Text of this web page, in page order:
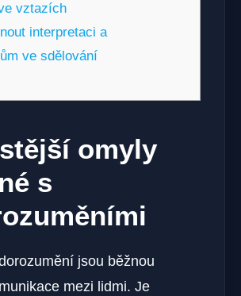
vztazích
interpretaci a
ve sdělování
omyly
s
jsou běžnou
mezi lidmi. Je